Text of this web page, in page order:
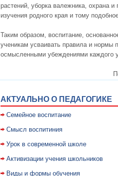
растений, уборка валежника, охрана
изучения родного края и тому
Таким образом, воспитание,
ученикам усваивать правила и нормы
осмысленными убеждениями каждого
АКТУАЛЬНО О ПЕДАГОГИКЕ
Семейное воспитание
Смысл воспитиния
Уpок в совpеменной школе
Активизации учения школьников
Виды и формы обучения